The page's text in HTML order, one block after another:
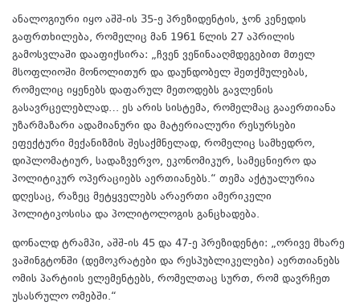
ანალოგიური იყო აშშ-ის 35-ე პრეზიდენტის, ჯონ კენედის
გაფრთხილება, რომელიც მან 1961 წლის 27 აპრილის
გამოსვლაში დააფიქსირა: „ჩვენ ვეწინააღმდეგებით მთელ
მსოფლიოში მონოლითურ და დაუნდობელ შეთქმულებას,
რომელიც იყენებს დაფარულ მეთოდებს გავლენის
გასავრცელებლად… ეს არის სისტემა, რომელმაც გააერთიანა
უზარმაზარი ადამიანური და მატერიალური რესურსები
ეფექტური მექანიზმის შესაქმნელად, რომელიც სამხედრო,
დიპლომატიურ, სადაზვერვო, ეკონომიკურ, სამეცნიერო და
პოლიტიკურ ოპერაციებს აერთიანებს.“ თემა აქტუალურია
დღესაც, რაზეც მეტყველებს არაერთი ამერიკელი
პოლიტიკოსისა და პოლიტოლოგის განცხადება.
დონალდ ტრამპი, აშშ-ის 45 და 47-ე პრეზიდენტი: „ორივე მხარე
ვაშინგტონში (დემოკრატები და რესპუბლიკელები) აერთიანებს
ომის პარტიის ელემენტებს, რომელთაც სურთ, რომ დავრჩეთ
უსასრულო ომებში.“